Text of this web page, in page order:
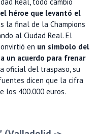
héroe que levantó el
la final de la Champions
al Ciudad Real. El
en un símbolo del
un acuerdo para frenar
oficial del traspaso, su
dicen que la cifra
los 400.000 euros.